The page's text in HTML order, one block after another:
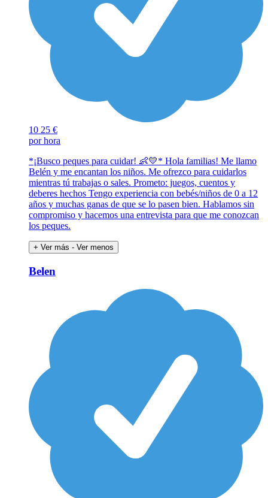
10 25 €
por hora
*¡Busco peques para cuidar! 👶💛* Hola familias! Me llamo
Belén y me encantan los niños. Me ofrezco para cuidarlos
mientras tú trabajas o sales. Prometo: juegos, cuentos y
deberes hechos Tengo experiencia con bebés/niños de 0 a 12
años y muchas ganas de que se lo pasen bien. Hablamos sin
compromiso y hacemos una entrevista para que me conozcan
los peques.
+ Ver más - Ver menos
Belen